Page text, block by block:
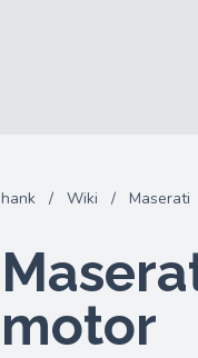
hank / Wiki / Maserati
motor